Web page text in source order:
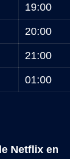
19:00
20:00
21:00
01:00
Netflix en